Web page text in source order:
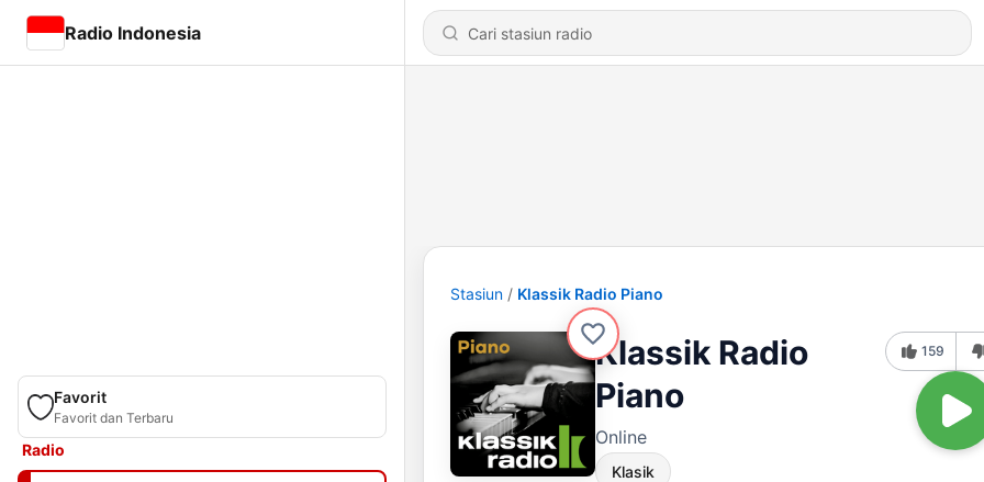
Radio Indonesia
Favorit
Favorit dan Terbaru
Radio
Stasiun Klassik Radio Piano
Klassik Radio
Piano
Online
Klasik
159